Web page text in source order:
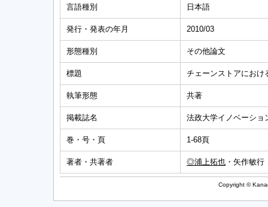
言語種別 日本語
発行・発表の年月 2010/03
形態種別 その他論文
標題 チェーンストアにおけ
執筆形態 共著
掲載誌名 法政大学イノベーシ
巻・号・頁 1-68頁
著者・共著者 ◎浦上拓也 ・矢作敏行
Copyright ©